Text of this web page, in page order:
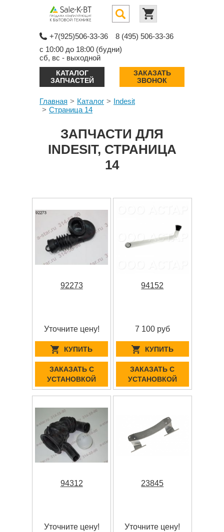
+7(925)506-33-36
8 (495) 506-33-36
с 10:00 до 18:00 (будни)
сб, вс - выходной
КАТАЛОГ
ЗАПЧАСТЕЙ
ЗАКАЗАТЬ
ЗВОНОК
Главная Каталог
Indesit
Страница 14
ЗАПЧАСТИ ДЛЯ
INDESIT, СТРАНИЦА
14
92273
Уточните цену!
КУПИТЬ
ЗАКАЗАТЬ С
УСТАНОВКОЙ
94152
7 100 руб
КУПИТЬ
ЗАКАЗАТЬ С
УСТАНОВКОЙ
94312
Уточните цену!
23845
Уточните цену!